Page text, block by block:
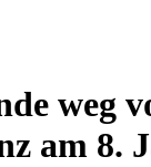
weg
am 8.